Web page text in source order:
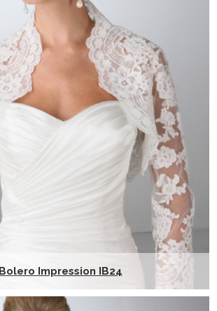
Bolero Impression IB24